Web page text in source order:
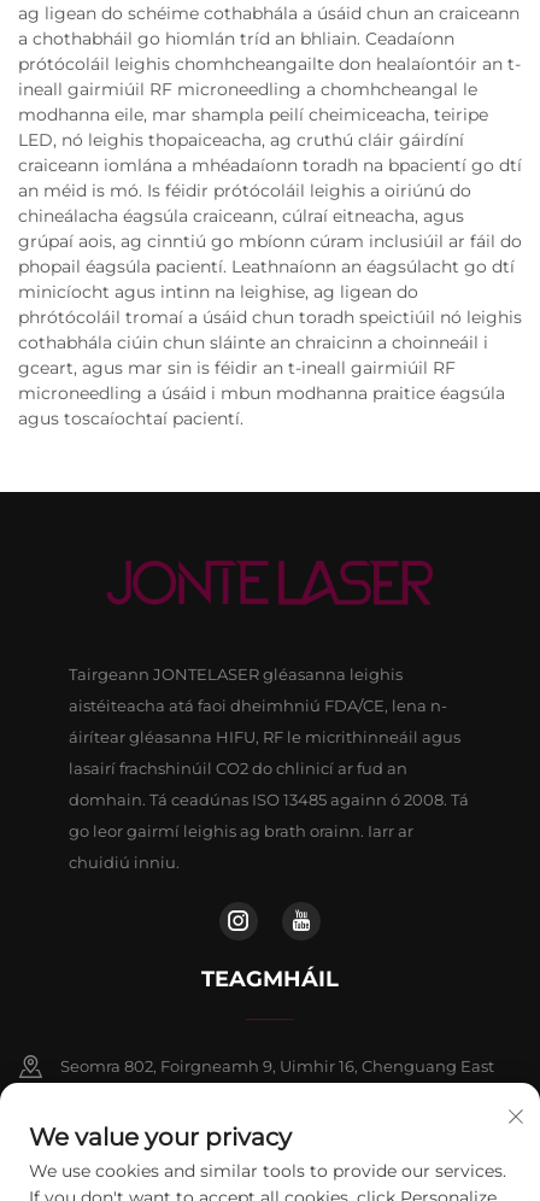
ag ligean do schéime cothabhála a úsáid chun an craiceann
a chothabháil go hiomlán tríd an bhliain. Ceadaíonn
prótócoláil leighis chomhcheangailte don healaíontóir an t-
ineall gairmiúil RF microneedling a chomhcheangal le
modhanna eile, mar shampla peilí cheimiceacha, teiripe
LED, nó leighis thopaiceacha, ag cruthú cláir gáirdíní
craiceann iomlána a mhéadaíonn toradh na bpacientí go dtí
an méid is mó. Is féidir prótócoláil leighis a oiriúnú do
chineálacha éagsúla craiceann, cúlraí eitneacha, agus
grúpaí aois, ag cinntiú go mbíonn cúram inclusiúil ar fáil do
phopail éagsúla pacientí. Leathnaíonn an éagsúlacht go dtí
minicíocht agus intinn na leighise, ag ligean do
phrótócoláil tromaí a úsáid chun toradh speictiúil nó leighis
cothabhála ciúin chun sláinte an chraicinn a choinneáil i
gceart, agus mar sin is féidir an t-ineall gairmiúil RF
microneedling a úsáid i mbun modhanna praitice éagsúla
agus toscaíochtaí pacientí.
Tairgeann JONTELASER gléasanna leighis
aistéiteacha atá faoi dheimhniú FDA/CE, lena n-
áirítear gléasanna HIFU, RF le micrithinneáil agus
lasairí frachshinúil CO2 do chlinicí ar fud an
domhain. Tá ceadúnas ISO 13485 againn ó 2008. Tá
go leor gairmí leighis ag brath orainn. Iarr ar
chuidiú inniu.
TEAGMHÁIL
Seomra 802, Foirgneamh 9, Uimhir 16, Chenguang East
+86-13911459627
We value your privacy
We use cookies and similar tools to provide our services.